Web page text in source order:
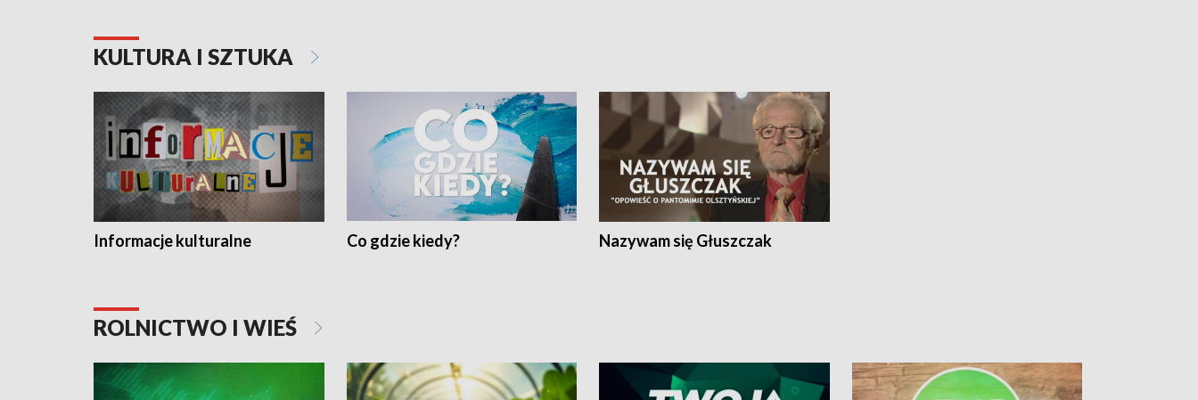
KULTURA I SZTUKA
Informacje kulturalne Co gdzie kiedy? Nazywam się Głuszczak
ROLNICTWO I WIEŚ